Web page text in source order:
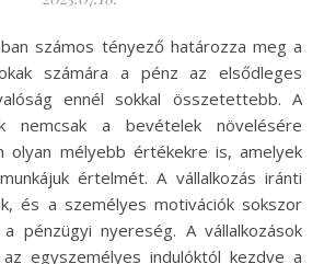
számára a pénz az elsődleges
ennél sokkal összetettebb. A
nemcsak a bevételek növelésére
olyan mélyebb értékekre is, amelyek
értelmét. A vállalkozás iránti
és a személyes motivációk sokszor
pénzügyi nyereség. A vállalkozások
egyszemélyes indulóktól kezdve a